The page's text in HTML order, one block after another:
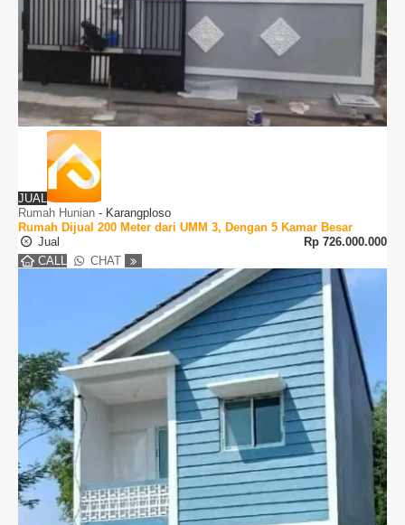
JUAL
Rumah Hunian - Karangploso
Rumah Dijual 200 Meter dari UMM 3, Dengan 5 Kamar Besar
Jual
Rp 726.000.000
CALL
CHAT